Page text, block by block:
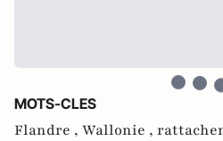
MOTS-CLES
Flandre , Wallonie ,